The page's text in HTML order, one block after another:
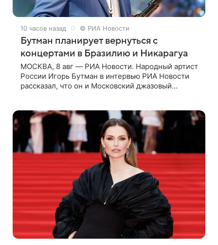
10 часов назад © РИА Новости
Бутман планирует вернуться с
концертами в Бразилию и Никарагуа
МОСКВА, 8 авг — РИА Новости. Народный артист
России Игорь Бутман в интервью РИА Новости
рассказал, что он и Московский джазовый